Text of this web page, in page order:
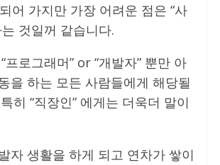
어 가지만 가장 어려운 점은 “사
것일꺼 같습니다.
프로그래머” or “개발자” 뿐만 아
을 하는 모든 사람들에게 해당될
히 “직장인” 에게는 더욱더 말이
자 생활을 하게 되고 연차가 쌓이